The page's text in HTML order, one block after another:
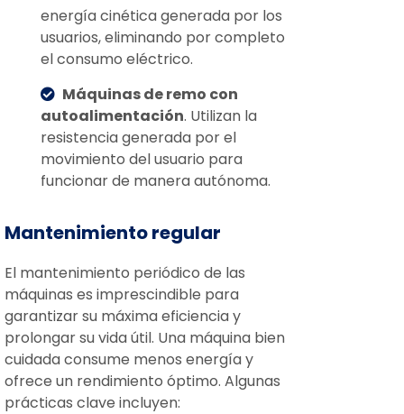
energía cinética generada por los
usuarios, eliminando por completo
el consumo eléctrico.
Máquinas de remo con
autoalimentación. Utilizan la
resistencia generada por el
movimiento del usuario para
funcionar de manera autónoma.
Mantenimiento regular
El mantenimiento periódico de las
máquinas es imprescindible para
garantizar su máxima eficiencia y
prolongar su vida útil. Una máquina bien
cuidada consume menos energía y
ofrece un rendimiento óptimo. Algunas
prácticas clave incluyen: